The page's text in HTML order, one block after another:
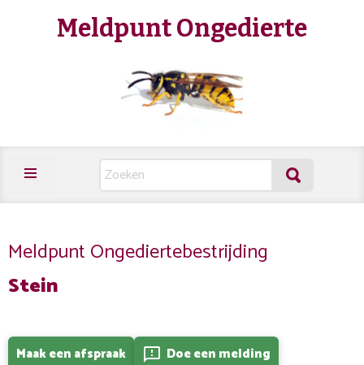
Meldpunt Ongedierte
Meldpunt Ongediertebestrijding
Stein
Maak een afspraak feedback Doe een melding